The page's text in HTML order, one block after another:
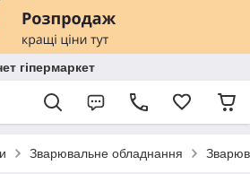
гіпермаркет
Зварювальне обладнання